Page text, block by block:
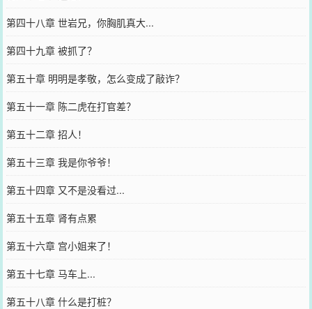
第四十八章 世岩兄，你胸肌真大...
第四十九章 被抓了？
第五十章 明明是孝敬，怎么变成了敲诈？
第五十一章 陈二虎在打官差？
第五十二章 招人！
第五十三章 我是你爷爷！
第五十四章 又不是没看过...
第五十五章 肾有点累
第五十六章 宫小姐来了！
第五十七章 马车上...
第五十八章 什么是打桩？